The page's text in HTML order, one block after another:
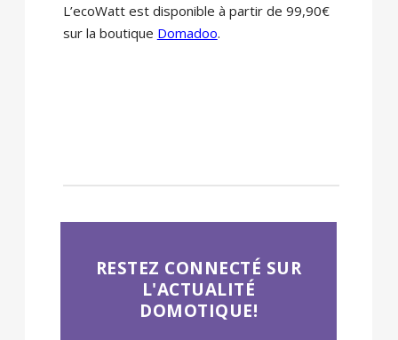
L’ecoWatt est disponible à partir de 99,90€
sur la boutique Domadoo.
RESTEZ CONNECTÉ SUR
L'ACTUALITÉ
DOMOTIQUE!